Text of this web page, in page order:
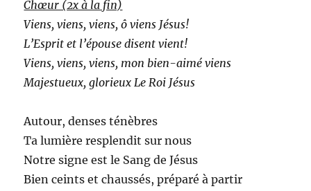
Chœur (2x à la fin)
Viens, viens, viens, ô viens Jésus!
L’Esprit et l’épouse disent vient!
Viens, viens, viens, mon bien-aimé viens
Majestueux, glorieux Le Roi Jésus
Autour, denses ténèbres
Ta lumière resplendit sur nous
Notre signe est le Sang de Jésus
Bien ceints et chaussés, préparé à partir